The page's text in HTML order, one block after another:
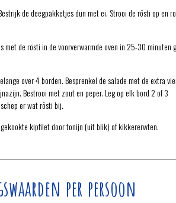
de deegpakketjes dun met ei. Strooi de rösti op en
met de rösti in de voorverwarmde oven in 25-30 minuten
over 4 borden. Besprenkel de salade met de extra
Bestrooi met zout en peper. Leg op elk bord 2 of 3
er wat rösti bij.
kipfilet door tonijn (uit blik) of kikkererwten.
per persoon